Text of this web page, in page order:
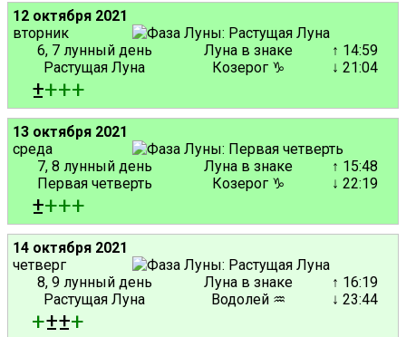
12 октября 2021
вторник
6, 7 лунный день
Растущая Луна
Луна в знаке
Козерог ♑
↑ 14:59
↓ 21:04
±+++
13 октября 2021
среда
7, 8 лунный день
Первая четверть
Луна в знаке
Козерог ♑
↑ 15:48
↓ 22:19
±+++
14 октября 2021
четверг
8, 9 лунный день
Растущая Луна
Луна в знаке
Водолей ♒
↑ 16:19
↓ 23:44
+±±+